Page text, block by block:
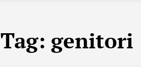
Tag: genitori